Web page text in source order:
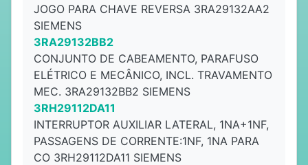
JOGO PARA CHAVE REVERSA 3RA29132AA2
SIEMENS
3RA29132BB2
CONJUNTO DE CABEAMENTO, PARAFUSO
ELÉTRICO E MECÂNICO, INCL. TRAVAMENTO
MEC. 3RA29132BB2 SIEMENS
3RH29112DA11
INTERRUPTOR AUXILIAR LATERAL, 1NA+1NF,
PASSAGENS DE CORRENTE:1NF, 1NA PARA
CO 3RH29112DA11 SIEMENS